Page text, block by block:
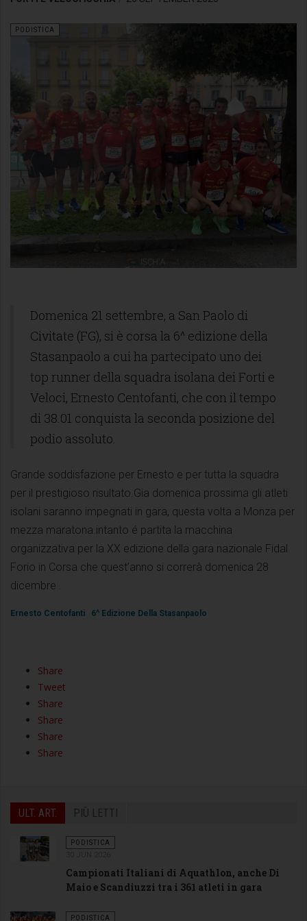
PODISTICA
Domenica 21 settembre, a San Paolo di
Civitate (FG), si è corsa la 6^ edizione della
Stasanpaolo a cui ha partecipato uno dei
top runner della squadra isolana dei Forti e
Veloci, Ernesto Centofanti, che con il tempo
di 38.01 conquista la seconda posizione del
podio assoluto.
Grande soddisfazione per Ernesto e per tutta la squadra
per il prestigioso risultato.Gia domenica prossima gli atleti
isolani saranno impegnati in gara, questa volta a Monza per
mezza maratona.intanto é partita la macchina
organizzativa per la XX edizione della gara nazionale Fidal
Forio in Corsa che quest’anno si correrà domenica 28
dicembre .
Ernesto Centofanti 6^ Edizione Della Stasanpaolo
Share
Tweet
Share
Share
Share
Share
ULT. ART. PIÙ LETTI
PODISTICA
Campionati Italiani di Aquathlon, anche Di
Maio e Scandiuzzi tra i 361 atleti in gara
PODISTICA